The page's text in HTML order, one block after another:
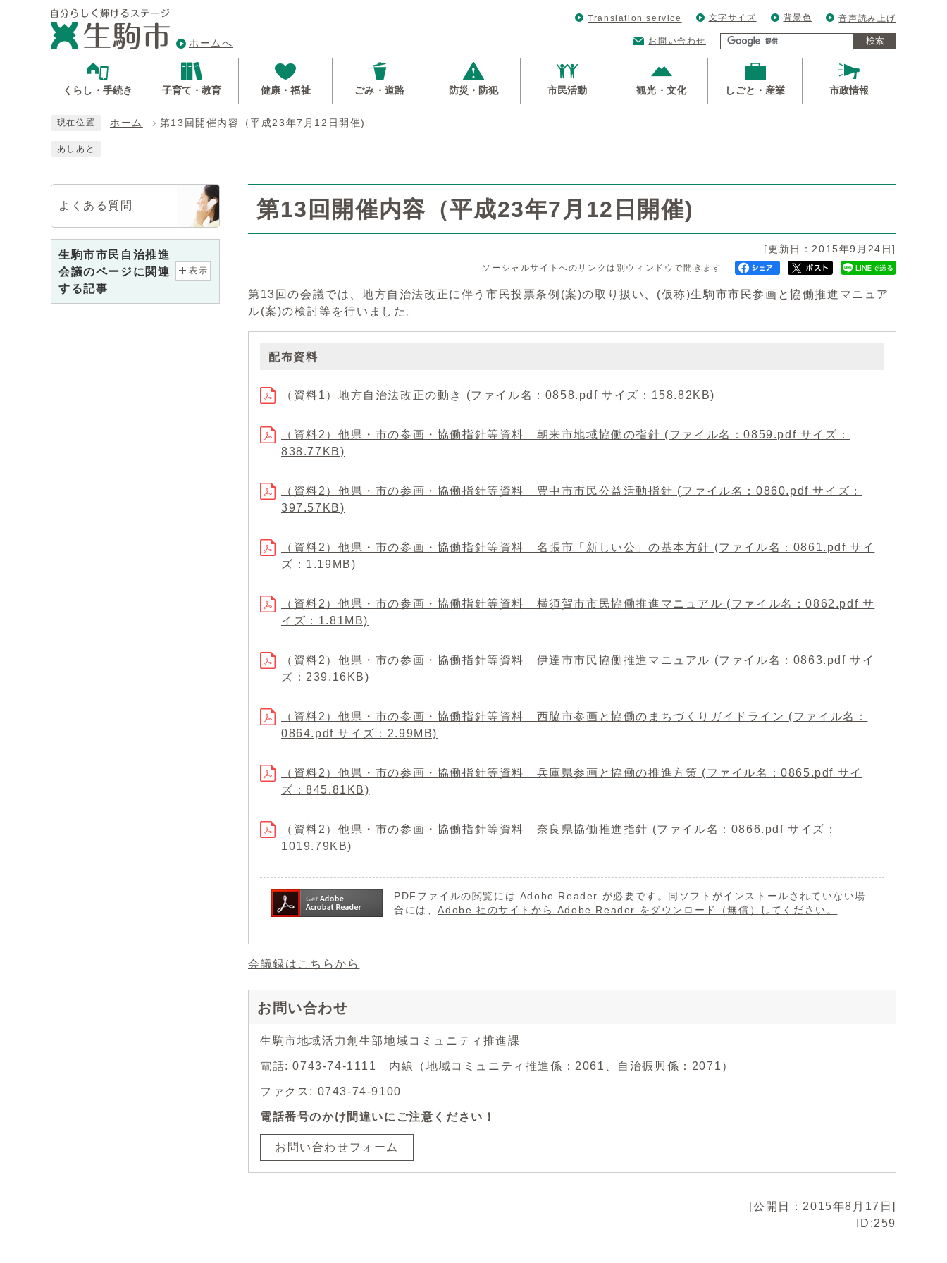
ホームへ
Translation service 文字サイズ 背景色 音声読み上げ
お問い合わせ 検索
くらし・手続き 子育て・教育 健康・福祉 ごみ・道路 防災・防犯 市民活動 観光・文化 しごと・産業 市政情報
現在位置 ホーム 第13回開催内容（平成23年7月12日開催)
あしあと
第13回開催内容（平成23年7月12日開催)
[更新日：2015年9月24日]
ソーシャルサイトへのリンクは別ウィンドウで開きます
第13回の会議では、地方自治法改正に伴う市民投票条例(案)の取り扱い、(仮称)生駒市市民参画と協働推進マニュア
ル(案)の検討等を行いました。
配布資料
（資料1）地方自治法改正の動き (ファイル名：0858.pdf サイズ：158.82KB)
（資料2）他県・市の参画・協働指針等資料 朝来市地域協働の指針 (ファイル名：0859.pdf サイズ：
838.77KB)
（資料2）他県・市の参画・協働指針等資料 豊中市市民公益活動指針 (ファイル名：0860.pdf サイズ：
397.57KB)
（資料2）他県・市の参画・協働指針等資料 名張市「新しい公」の基本方針 (ファイル名：0861.pdf サイ
ズ：1.19MB)
（資料2）他県・市の参画・協働指針等資料 横須賀市市民協働推進マニュアル (ファイル名：0862.pdf サ
イズ：1.81MB)
（資料2）他県・市の参画・協働指針等資料 伊達市市民協働推進マニュアル (ファイル名：0863.pdf サイ
ズ：239.16KB)
（資料2）他県・市の参画・協働指針等資料 西脇市参画と協働のまちづくりガイドライン (ファイル名：
0864.pdf サイズ：2.99MB)
（資料2）他県・市の参画・協働指針等資料 兵庫県参画と協働の推進方策 (ファイル名：0865.pdf サイ
ズ：845.81KB)
（資料2）他県・市の参画・協働指針等資料 奈良県協働推進指針 (ファイル名：0866.pdf サイズ：
1019.79KB)
PDFファイルの閲覧には Adobe Reader が必要です。同ソフトがインストールされていない場
合には、Adobe 社のサイトから Adobe Reader をダウンロード（無償）してください。
会議録はこちらから
お問い合わせ
生駒市地域活力創生部地域コミュニティ推進課
電話: 0743-74-1111 内線（地域コミュニティ推進係：2061、自治振興係：2071）
ファクス: 0743-74-9100
電話番号のかけ間違いにご注意ください！
お問い合わせフォーム
よくある質問
生駒市市民自治推進
会議のページに関連
する記事
表示
[公開日：2015年8月17日]
ID:259